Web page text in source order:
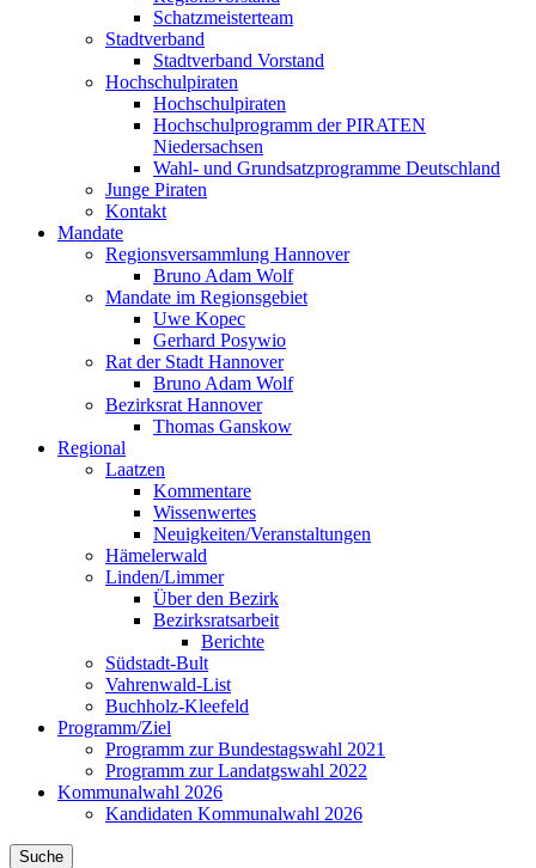
Schatzmeisterteam
Stadtverband
Stadtverband Vorstand
Hochschulpiraten
Hochschulpiraten
Hochschulprogramm der PIRATEN
Niedersachsen
Wahl- und Grundsatzprogramme Deutschland
Junge Piraten
Kontakt
Mandate
Regionsversammlung Hannover
Bruno Adam Wolf
Mandate im Regionsgebiet
Uwe Kopec
Gerhard Posywio
Rat der Stadt Hannover
Bruno Adam Wolf
Bezirksrat Hannover
Thomas Ganskow
Regional
Laatzen
Kommentare
Wissenwertes
Neuigkeiten/Veranstaltungen
Hämelerwald
Linden/Limmer
Über den Bezirk
Bezirksratsarbeit
Berichte
Südstadt-Bult
Vahrenwald-List
Buchholz-Kleefeld
Programm/Ziel
Programm zur Bundestagswahl 2021
Programm zur Landatgswahl 2022
Kommunalwahl 2026
Kandidaten Kommunalwahl 2026
Suche